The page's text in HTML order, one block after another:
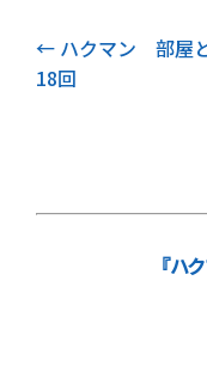
前記事
ハクマン 部屋
18回
『ハ